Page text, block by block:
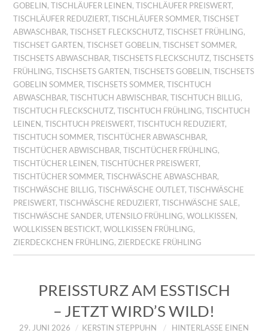
GOBELIN ,TISCHLÄUFER LEINEN ,TISCHLÄUFER PREISWERT,
TISCHLÄUFER REDUZIERT,TISCHLÄUFER SOMMER,TISCHSET
ABWASCHBAR,TISCHSET FLECKSCHUTZ,TISCHSET FRÜHLING,
TISCHSET GARTEN ,TISCHSET GOBELIN ,TISCHSET SOMMER,
TISCHSETS ABWASCHBAR,TISCHSETS FLECKSCHUTZ,TISCHSETS
FRÜHLING,TISCHSETS GARTEN ,TISCHSETS GOBELIN ,TISCHSETS
GOBELIN SOMMER,TISCHSETS SOMMER,TISCHTUCH
ABWASCHBAR,TISCHTUCH ABWISCHBAR,TISCHTUCH BILLIG,
TISCHTUCH FLECKSCHUTZ,TISCHTUCH FRÜHLING,TISCHTUCH
LEINEN ,TISCHTUCH PREISWERT,TISCHTUCH REDUZIERT,
TISCHTUCH SOMMER,TISCHTÜCHER ABWASCHBAR,
TISCHTÜCHER ABWISCHBAR,TISCHTÜCHER FRÜHLING,
TISCHTÜCHER LEINEN ,TISCHTÜCHER PREISWERT,
TISCHTÜCHER SOMMER,TISCHWÄSCHE ABWASCHBAR,
TISCHWÄSCHE BILLIG,TISCHWÄSCHE OUTLET,TISCHWÄSCHE
PREISWERT,TISCHWÄSCHE REDUZIERT,TISCHWÄSCHE SALE,
TISCHWÄSCHE SANDER, UTENSILO FRÜHLING,WOLLKISSEN ,
WOLLKISSEN BESTICKT,WOLLKISSEN FRÜHLING,
ZIERDECKCHEN FRÜHLING, ZIERDECKE FRÜHLING
PREISSTURZ AM ESSTISCH
– JETZT WIRD’S WILD!
29. JUNI 2026 KERSTIN STEPPUHN
HINTERLASSE EINEN